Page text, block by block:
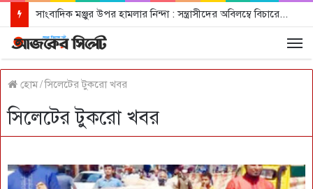
সাংবাদিক মঞ্জুর উপর হামলার নিন্দা : সন্ত্রাসীদের অবিলম্বে বিচারের আওতায় আনার দাবী
হোম/সিলেটের টুকরো খবর
সিলেটের টুকরো খবর